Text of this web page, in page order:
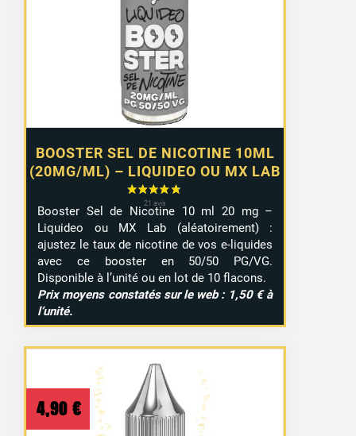
BOOSTER SEL DE NICOTINE 10ML
(20MG/ML) – LIQUIDEO OU MX LAB
1,10 €
à
9,99 €
Booster Sel de Nicotine 10 ml 20 mg –
Liquideo ou MX Lab (aléatoirement) :
ajustez le taux de nicotine de vos e-liquides
avec ce booster en 50/50 PG/VG.
Disponible à l’unité ou en lot de 10 flacons.
Prix moyens constatés sur le web : 1,50 € à
l’unité.
4,90 €